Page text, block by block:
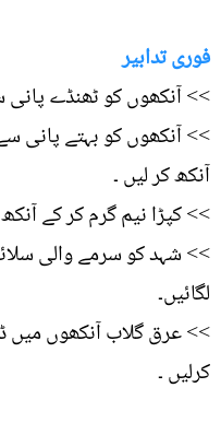
فوری تدابیر
>> آنکھوں کو ٹھنڈے
>> آنکھوں کو بہتے پانی
آنکھ کر لیں ۔
>> کپڑا نیم گرم کر کے
>> شہد کو سرمے والی
لگائیں۔
>> عرق گلاب آنکھوں میں
کرلیں ۔